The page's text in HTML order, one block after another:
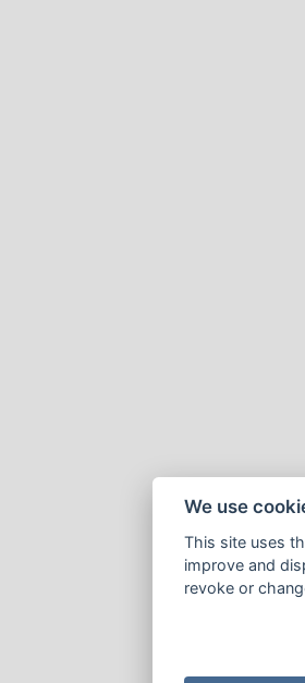
We use
This site uses
improve and
revoke or